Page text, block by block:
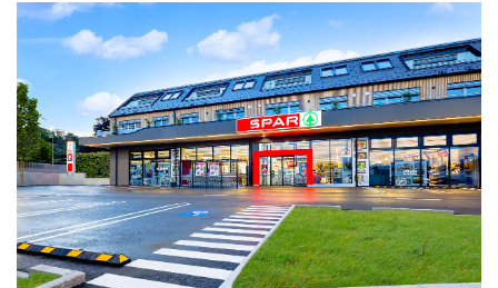
Steiermark
Kärnten
Unternehmen
Nachhaltigkeit